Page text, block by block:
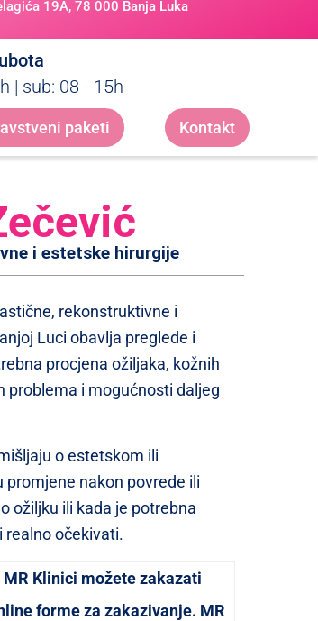
19A, 78 000 Banja Luka
| sub: 08 - 15h
paketi Kontakt
i estetske hirurgije
rekonstruktivne i
Luci obavlja preglede i
procjena ožiljaka, kožnih
problema i mogućnosti daljeg
o estetskom ili
nakon povrede ili
ožiljku ili kada je potrebna
realno očekivati.
Klinici možete zakazati
forme za zakazivanje. MR